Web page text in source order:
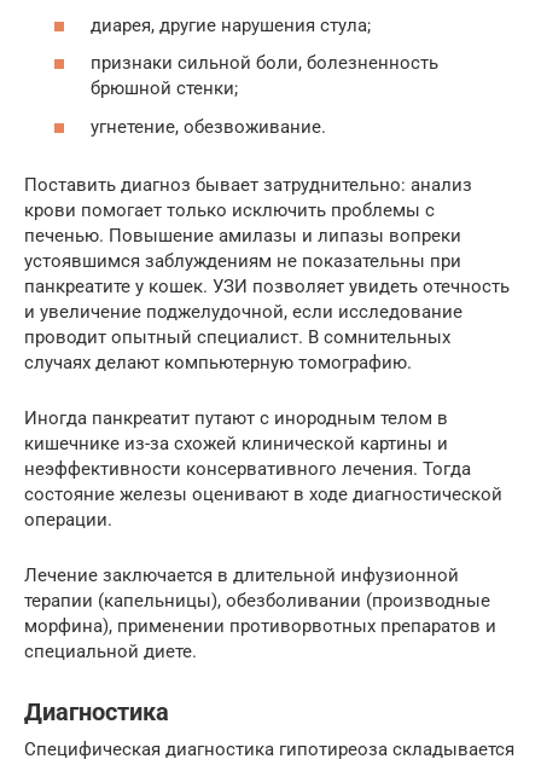
диарея, другие нарушения стула;
признаки сильной боли, болезненность
брюшной стенки;
угнетение, обезвоживание.
Поставить диагноз бывает затруднительно: анализ
крови помогает только исключить проблемы с
печенью. Повышение амилазы и липазы вопреки
устоявшимся заблуждениям не показательны при
панкреатите у кошек. УЗИ позволяет увидеть отечность
и увеличение поджелудочной, если исследование
проводит опытный специалист. В сомнительных
случаях делают компьютерную томографию.
Иногда панкреатит путают с инородным телом в
кишечнике из-за схожей клинической картины и
неэффективности консервативного лечения. Тогда
состояние железы оценивают в ходе диагностической
операции.
Лечение заключается в длительной инфузионной
терапии (капельницы), обезболивании (производные
морфина), применении противорвотных препаратов и
специальной диете.
Диагностика
Специфическая диагностика гипотиреоза складывается